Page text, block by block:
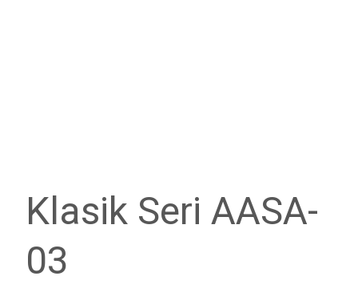
Klasik Seri AASA-
03